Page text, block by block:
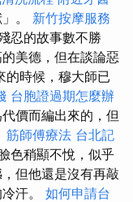
。 新竹按摩服務
忍的故事數不勝
美德，但在談論惡
的時候，穆大師已
台胞證過期怎麼辦
價而編出來的，但
筋師傅療法 台北記
色稍顯不悅，似乎
但他還是沒有再敲
汗。 如何申請台